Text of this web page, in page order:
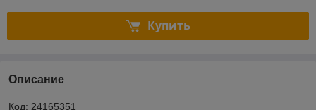
Купить
Описание
Код: 24165351